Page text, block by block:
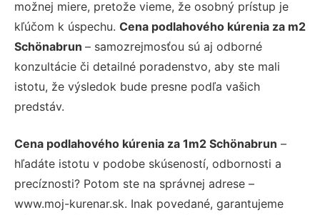
možnej miere, pretože vieme, že osobný prístup je
kľúčom k úspechu. Cena podlahového kúrenia za m2
Schönabrun – samozrejmosťou sú aj odborné
konzultácie či detailné poradenstvo, aby ste mali
istotu, že výsledok bude presne podľa vašich
predstáv.
Cena podlahového kúrenia za 1m2 Schönabrun –
hľadáte istotu v podobe skúseností, odbornosti a
precíznosti? Potom ste na správnej adrese –
www.moj-kurenar.sk. Inak povedané, garantujeme